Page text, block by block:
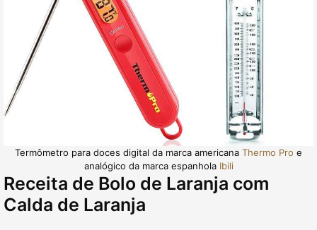
Termômetro para doces digital da marca americana Thermo Pro e
analógico da marca espanhola Ibili
Receita de Bolo de Laranja com
Calda de Laranja